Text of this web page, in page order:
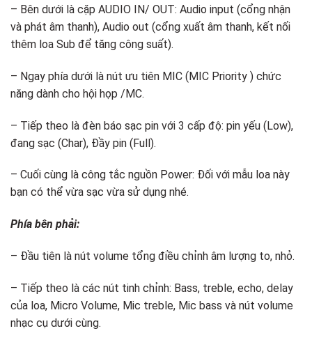
– Bên dưới là cặp AUDIO IN/ OUT: Audio input (cổng nhận
và phát âm thanh), Audio out (cổng xuất âm thanh, kết nối
thêm loa Sub để tăng công suất).
– Ngay phía dưới là nút ưu tiên MIC (MIC Priority ) chức
năng dành cho hội họp /MC.
– Tiếp theo là đèn báo sạc pin với 3 cấp độ: pin yếu (Low),
đang sạc (Char), Đầy pin (Full).
– Cuối cùng là công tắc nguồn Power: Đối với mẫu loa này
bạn có thể vừa sạc vừa sử dụng nhé.
Phía bên phải:
– Đầu tiên là nút volume tổng điều chỉnh âm lượng to, nhỏ.
– Tiếp theo là các nút tinh chỉnh: Bass, treble, echo, delay
của loa, Micro Volume, Mic treble, Mic bass và nút volume
nhạc cụ dưới cùng.